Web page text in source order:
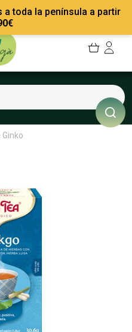
a toda la península a partir
€
Ginko